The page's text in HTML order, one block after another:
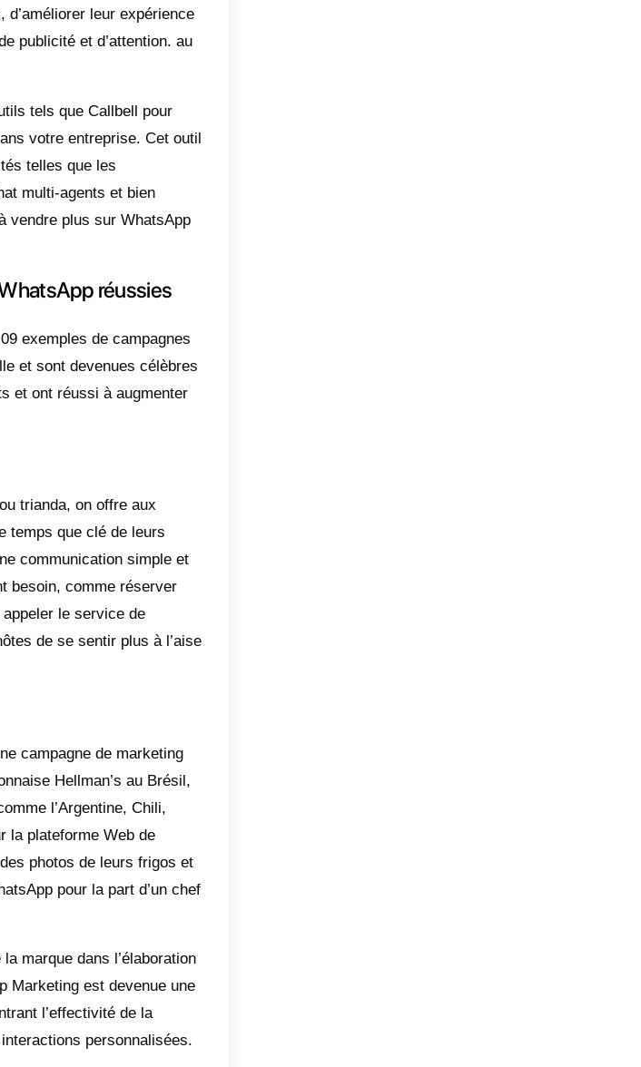
de WhatsApp Marketing qui peuvent profiter à
avec les clients, puisque 98 % des
sont ouverts et lus dans les 24 heures.
plus personnalisée et directe, puisque
individuellement ou dans des groupes
Marketing vous permet d’offrir des
exclusives aux clients, ce qui peut améliorer la
les préoccupations et les problèmes des
leur expérience et leur satisfaction vis-à-vis de
une stratégie économique et facile à mettre en
qu’un appareil mobile avec une connexion Internet
dans la publicité ou des outils marketing
mise en œuvre de WhatsApp Marketing peut être
pour toute entreprise, car elle vous permet de
avec les clients, d’améliorer leur expérience
de réduire les coûts de publicité et d’attention. au
combiné avec des outils tels que Callbell pour
le service de vente dans votre entreprise. Cet outil
multiples fonctionnalités telles que les